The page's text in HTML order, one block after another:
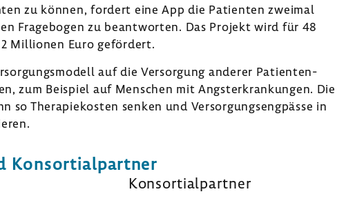
zu können, fordert eine App die Pati­enten zweimal
Frage­bogen zu beant­worten. Das Projekt wird für 48
Millionen Euro geför­dert.
auf die Versor­gung anderer Pati­en­ten­
zum Beispiel auf Menschen mit Angst­er­kran­kungen. Die
so Thera­pie­kosten senken und Versor­gungs­eng­pässe in
Konsor­ti­al­partner
Konsor­ti­al­partner